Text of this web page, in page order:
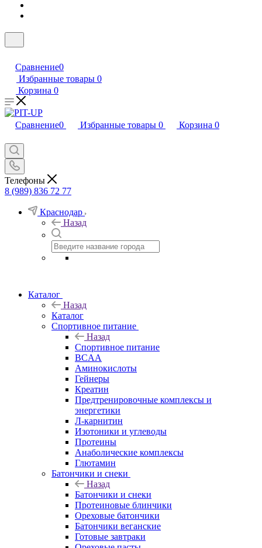
Сравнение0
Избранные товары 0
Корзина 0
Сравнение0 Избранные товары 0 Корзина 0
Телефоны
8 (989) 836 72 77
Краснодар
Назад
Каталог
Назад
Каталог
Спортивное питание
Назад
Спортивное питание
BCAA
Аминокислоты
Гейнеры
Креатин
Предтренировочные комплексы и
энергетики
Л-карнитин
Изотоники и углеводы
Протеины
Анаболические комплексы
Глютамин
Батончики и снеки
Назад
Батончики и снеки
Протеиновые блинчики
Ореховые батончики
Батончики веганские
Готовые завтраки